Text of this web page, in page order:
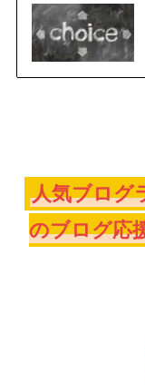
人気ブログ
のブログ応